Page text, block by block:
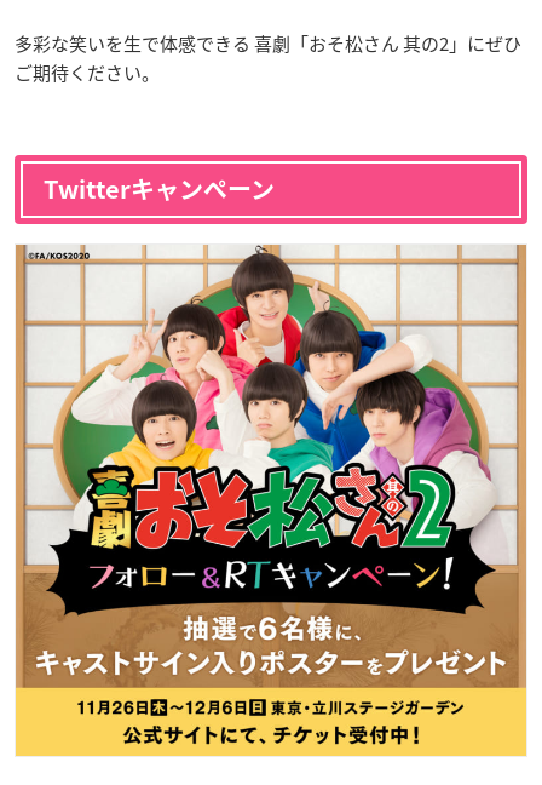
多彩な笑いを生で体感できる 喜劇「おそ松さん 其の2」にぜひ
ご期待ください。
Twitterキャンペーン